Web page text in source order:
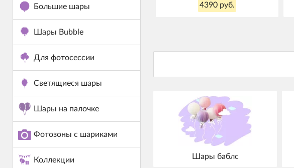
Большие шары
Шары Bubble
Для фотосессии
Светящиеся шары
Шары на палочке
Фотозоны с шариками
Коллекции
4390 руб.
Шары баблс